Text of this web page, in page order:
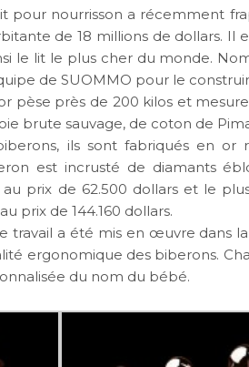
pour nourrisson a récemment
de18 millions de dollars. Il
le lit le plus cher du monde.
de SUOMMO pour le
pèse près de 200 kilos et
brute sauvage, de coton de
ils sont fabriqués en or
est incrusté de diamants
au prix de 62.500 dollarset le plus
prix de144.160 dollars.
travail a été mis en œuvre dans
ergonomique des biberons.
du nom du bébé.